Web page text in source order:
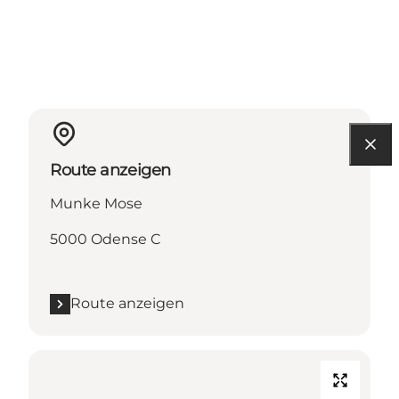
Route anzeigen
Munke Mose
5000 Odense C
Route anzeigen